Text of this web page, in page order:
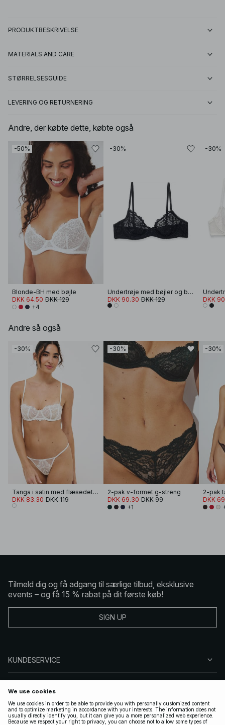
PRODUKTBESKRIVELSE
MATERIALS AND CARE
STØRRELSESGUIDE
LEVERING OG RETURNERING
Andre, der købte dette, købte også
-50%
Blonde-BH med bøjle
DKK 64.50 DKK 129
+4
-30%
Undertrøje med bøjler og blonder
DKK 90.30 DKK 129
-30%
DKK
Andre så også
-30%
Tanga i satin med flæsedetalje
DKK 83.30 DKK 119
-30%
2-pak v-formet g-streng
DKK 69.30 DKK 99
+1
-30%
2-pak
DKK
Tilmeld dig og få adgang til særlige tilbud, eksklusive
events – og få 15 % rabat på dit første køb!
SIGN UP
KUNDESERVICE
FØLG OS